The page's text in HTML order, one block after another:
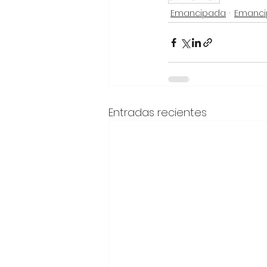
Emancipada
Entradas recientes